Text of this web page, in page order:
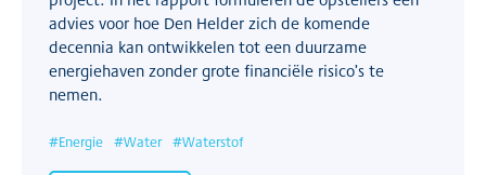
advies voor hoe Den Helder zich de komende
decennia kan ontwikkelen tot een duurzame
energiehaven zonder grote financiële risico’s te
nemen.
#Energie #Water #Waterstof